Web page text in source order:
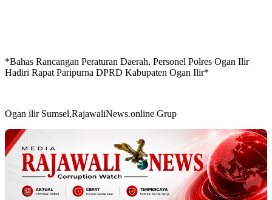
*Bahas Rancangan Peraturan Daerah, Personel Polres Ogan Ilir
Hadiri Rapat Paripurna DPRD Kabupaten Ogan Ilir*
Ogan ilir Sumsel,RajawaliNews.online Grup